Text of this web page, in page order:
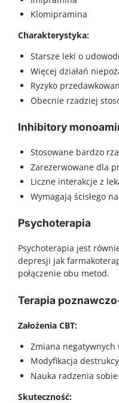
Klomipramina
Charakterystyka:
Starsze leki o
Więcej działań
Ryzyko
Obecnie rzadziej
Inhibitory
Stosowane bardzo
Zarezerwowane dla
Liczne interakcje z
Wymagają ścisłego
Psychoterapia
Psychoterapia jest
depresji jak
połączenie obu metod.
Terapia
Założenia CBT:
Zmiana negatywnych
Modyfikacja
Nauka radzenia
Skuteczność: